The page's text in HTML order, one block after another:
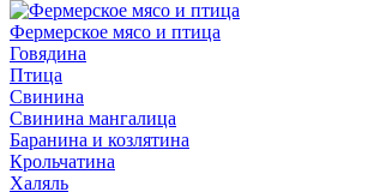
Фермерское мясо и птица
Говядина
Птица
Свинина
Свинина мангалица
Баранина и козлятина
Крольчатина
Халяль